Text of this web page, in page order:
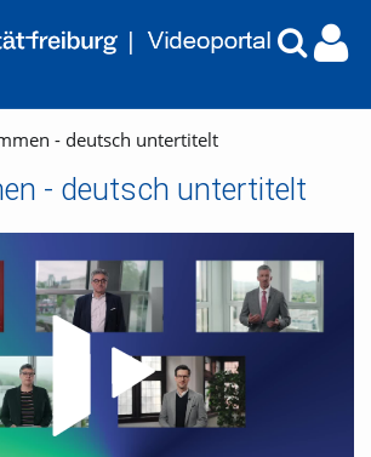
- deutsch untertitelt
- deutsch untertitelt